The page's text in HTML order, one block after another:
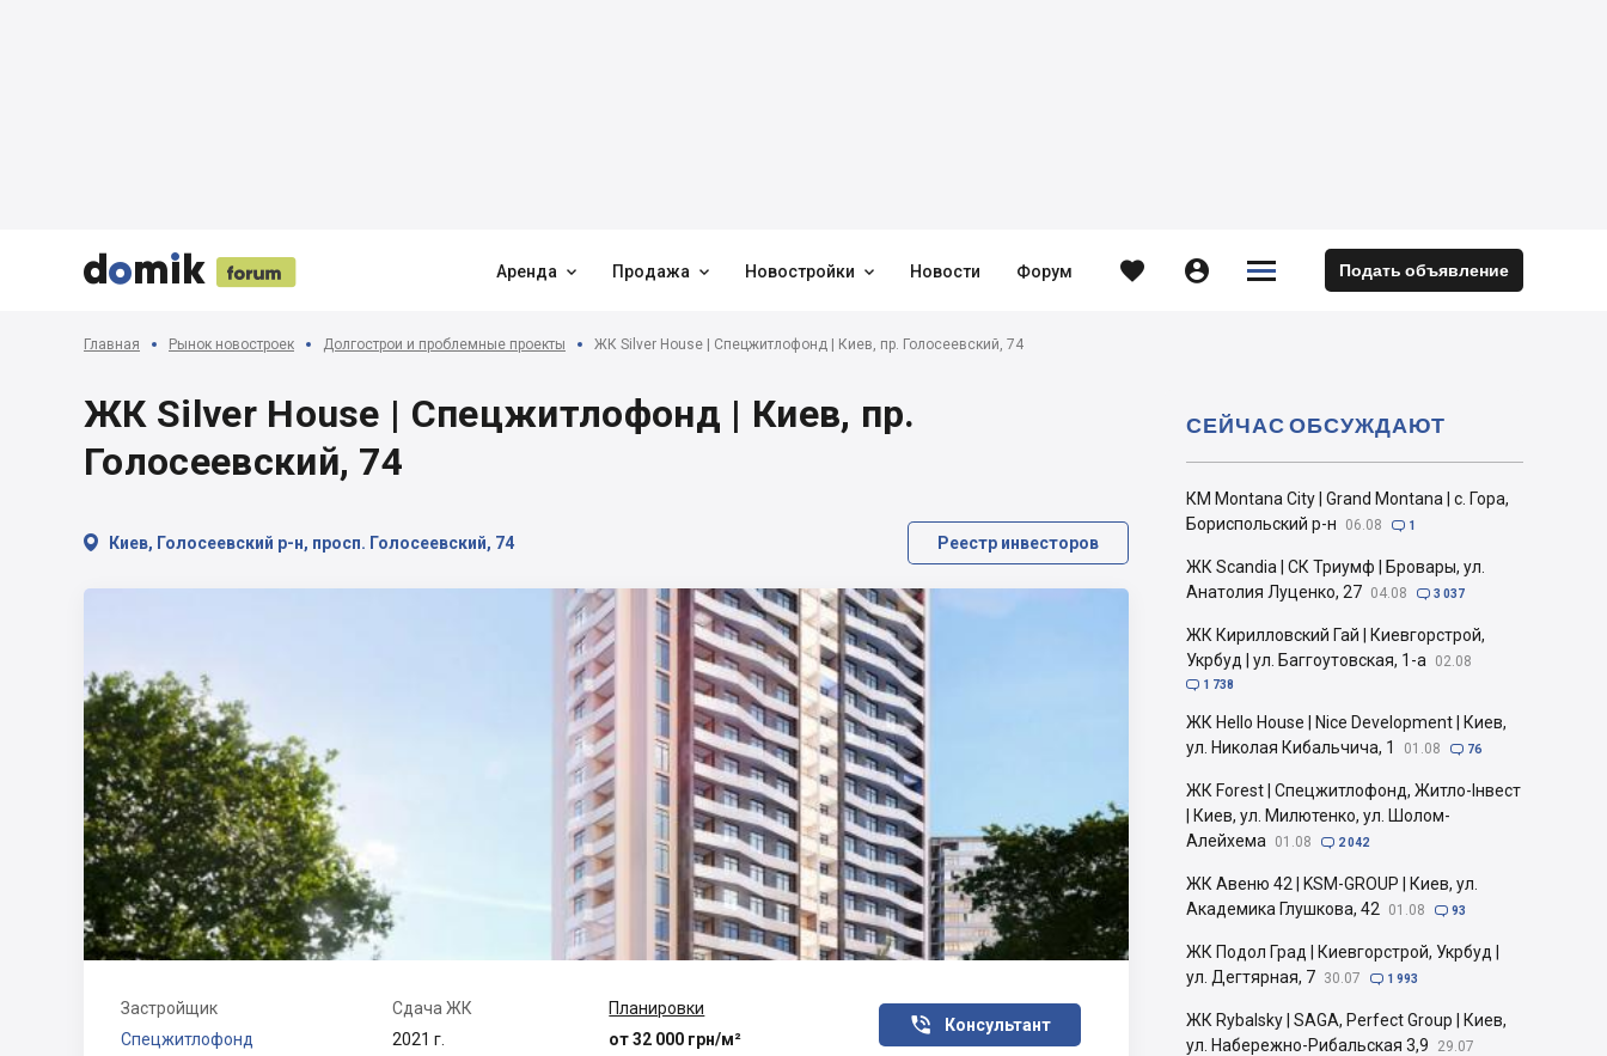


 
 Аренда  Продажа  Новостройки  Новости Форум   

 Подать объявление
Главная Рынок новостроек Долгострои и проблемные проекты ЖК Silver House | Спецжитлофонд | Киев, пр. Голосеевский, 74
ЖК Silver House | Спецжитлофонд | Киев, пр.
Голосеевский, 74
 Киев, Голосеевский р-н, просп. Голосеевский, 74 Реестр инвесторов
Застройщик
Спецжитлофонд
Сдача ЖК
2021 г.
Планировки
от 32 000 грн/м²
Консультант

КМ Montana City | Grand Montana | с. Гора,
Бориспольский р-н
06.08  1
ЖК Scandia | СК Триумф | Бровары, ул.
Анатолия Луценко, 27 04.08  3 037
ЖК Кирилловский Гай | Киевгорстрой,
Укрбуд | ул. Баггоутовская, 1-а
02.08
 1 738
ЖК Hello House | Nice Development | Киев,
ул. Николая Кибальчича, 1
01.08  76
ЖК Forest | Спецжитлофонд, Житло-Інвест
| Киев, ул. Милютенко, ул. Шолом-
Алейхема
01.08  2 042
ЖК Авеню 42 | KSM-GROUP | Киев, ул.
Академика Глушкова, 42
01.08  93
ЖК Подол Град | Киевгорстрой, Укрбуд |
ул. Дегтярная, 7 30.07  1 993
ЖК Rybalsky | SAGA, Perfect Group | Киев,
ул. Набережно-Рибальская 3,9
29.07
СЕЙЧАС ОБСУЖДАЮТ